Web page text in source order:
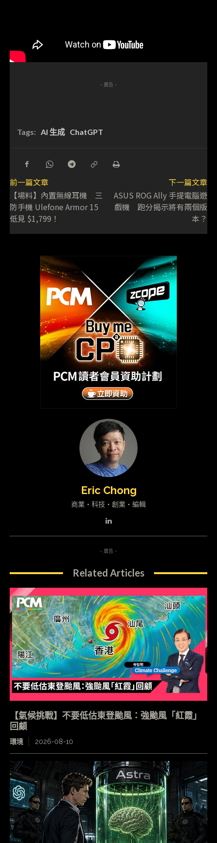
- 廣告 -
Tags: AI 生成 ChatGPT
前一篇文章
【場料】內置無線耳機 三
防手機 Ulefone Armor 15
低見 $1,799！
下一篇文章
ASUS ROG Ally 手提電腦遊
戲機 跑分揭示將有兩個版
本？
Eric Chong
商業・科技・創業・編輯
- 廣告 -
Related Articles
【氣候挑戰】不要低估東登颱風：強颱風「紅霞」
回顧
環境 2026-08-10